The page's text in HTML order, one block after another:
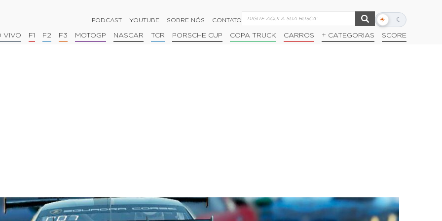
PODCAST YOUTUBE SOBRE NÓS CONTATO ☀ ☾
Alternar
escuro
VIVO F1 F2 F3 MOTOGP NASCAR TCR PORSCHE CUP COPA TRUCK CARROS + CATEGORIAS SCORE